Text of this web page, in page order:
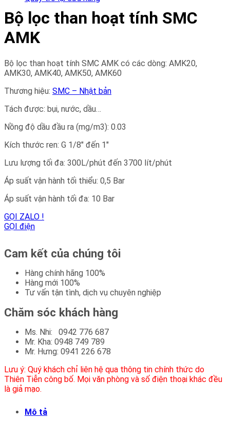
Bộ lọc than hoạt tính SMC
AMK
Bộ lọc than hoạt tính SMC AMK có các dòng: AMK20,
AMK30, AMK40, AMK50, AMK60
Thương hiệu: SMC – Nhật bản
Tách được: bụi, nước, dầu…
Nồng độ dầu đầu ra (mg/m3): 0.03
Kích thước ren: G 1/8″ đến 1″
Lưu lượng tối đa: 300L/phút đến 3700 lít/phút
Áp suất vận hành tối thiểu: 0,5 Bar
Áp suất vận hành tối đa: 10 Bar
GỌI ZALO !
GỌI điện
Cam kết của chúng tôi
Hàng chính hãng 100%
Hàng mới 100%
Tư vấn tận tình, dịch vụ chuyên nghiệp
Chăm sóc khách hàng
Ms. Nhi: 0942 776 687
Mr. Kha: 0948 749 789
Mr. Hưng: 0941 226 678
Lưu ý: Quý khách chỉ liên hệ qua thông tin chính thức do
Thiên Tiễn công bố. Mọi văn phòng và số điện thoại khác đều
là giả mạo.
Mô tả